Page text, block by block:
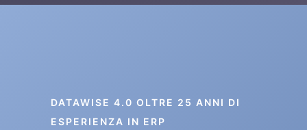
DATAWISE 4.0 OLTRE 25 ANNI DI
ESPERIENZA IN ERP